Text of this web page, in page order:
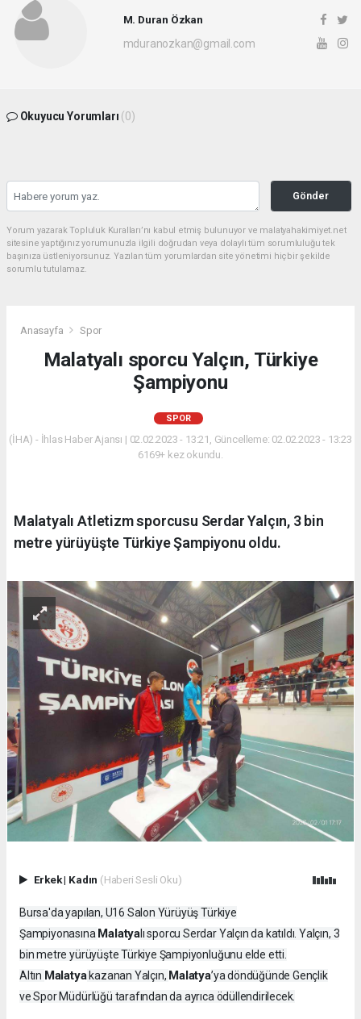
M. Duran Özkan
mduranozkan@gmail.com
Okuyucu Yorumları (0)
Gönder
Yorum yazarak Topluluk Kuralları’nı kabul etmiş bulunuyor ve malatyahakimiyet.net
sitesine yaptığınız yorumunuzla ilgili doğrudan veya dolaylı tüm sorumluluğu tek
başınıza üstleniyorsunuz. Yazılan tüm yorumlardan site yönetimi hiçbir şekilde
sorumlu tutulamaz.
Anasayfa Spor
Malatyalı sporcu Yalçın, Türkiye
Şampiyonu
SPOR
(İHA) - İhlas Haber Ajansı | 02.02.2023 - 13:21, Güncelleme: 02.02.2023 - 13:23
6169+ kez okundu.
Malatyalı Atletizm sporcusu Serdar Yalçın, 3 bin
metre yürüyüşte Türkiye Şampiyonu oldu.
Erkek| Kadın (Haberi Sesli Oku)
Bursa'da yapılan, U16 Salon Yürüyüş Türkiye
Şampiyonasına Malatyalı sporcu Serdar Yalçın da katıldı. Yalçın, 3
bin metre yürüyüşte Türkiye Şampiyonluğunu elde etti.
Altın Malatyakazanan Yalçın, Malatya’ya döndüğünde Gençlik
ve Spor Müdürlüğü tarafından da ayrıca ödüllendirilecek.